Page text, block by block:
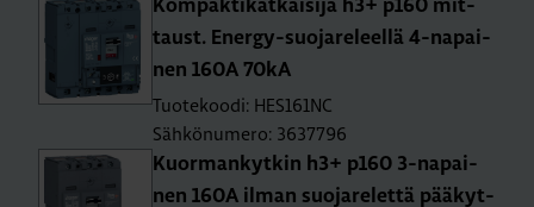
Kom­pak­ti­kat­kai­si­ja h3+ p160 mit­
taust. Ener­gy-suo­ja­re­leel­lä 4-na­pai­
nen 160A 70kA
Tuotekoodi: HES161NC
Sähkönumero: 3637796
Kuor­man­kyt­kin h3+ p160 3-na­pai­
nen 160A ilman suo­ja­re­let­tä pää­kyt­